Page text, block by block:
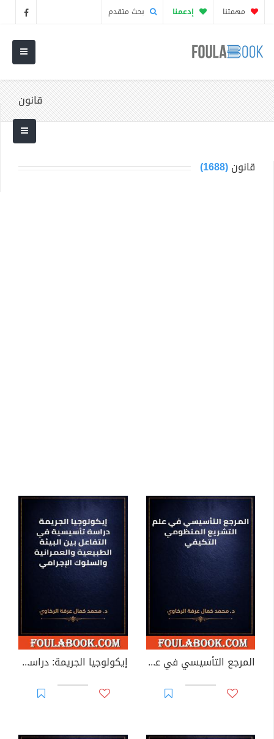
مهمتنا إدعمنا بحث متقدم
قانون
قانون(1688)
المرجع التأسيسي في علم التشريع المنظومي التكيفي إيكولوجيا الجريمة: دراسة تأسيسية في التفاعل بين البيئة الطبيعية والعمرانية والسلوك الإجرامي